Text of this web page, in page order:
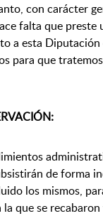
con carácter
falta que preste
a esta
para que
de forma
los mismos,
que se